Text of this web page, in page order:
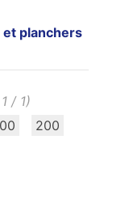
planchers
/ 1)
200